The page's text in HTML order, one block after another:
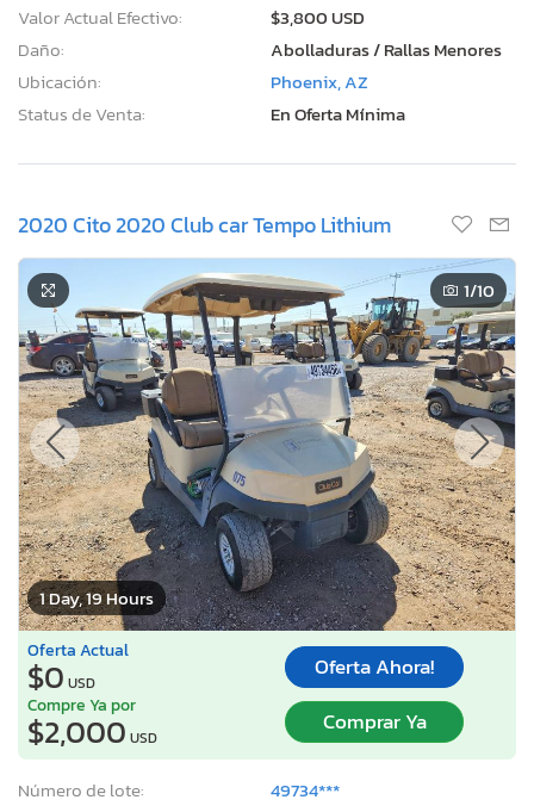
Valor Actual Efectivo:
$3,800 USD
Daño:
Abolladuras / Rallas Menores
Ubicación:
Phoenix, AZ
Status de Venta:
En Oferta Mínima
2020 Cito 2020 Club car Tempo Lithium
1 Day, 19 Hours
1/10
Oferta Actual
$0 USD
Oferta Ahora!
Compre Ya por
$2,000 USD
Comprar Ya
Número de lote:
49734***